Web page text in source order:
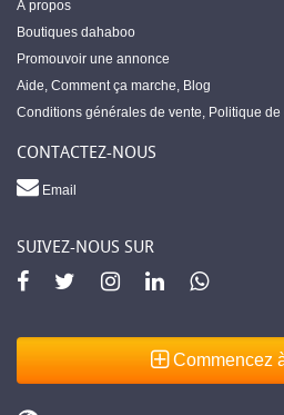
À propos
Boutiques dahaboo
Promouvoir une annonce
Aide, Comment ça marche, Blog
Conditions générales de vente, Politique
CONTACTEZ-NOUS
Email
SUIVEZ-NOUS SUR
Commencez